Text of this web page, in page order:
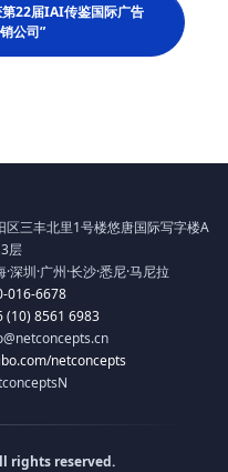
22届IAI传鉴国际广告
公司”
区三丰北里1号楼悠唐国际写字楼A
层
·深圳·广州·长沙·悉尼·马尼拉
016-6678
(10) 8561 6983
netconcepts
rights reserved.